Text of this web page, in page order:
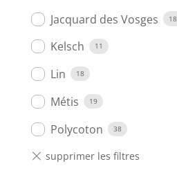
Jacquard des Vosges 18
Kelsch 11
Lin 18
Métis 19
Polycoton 38